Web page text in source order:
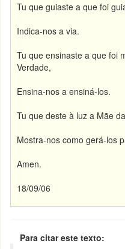
Tu que guiaste a que foi
Indica-nos a via.
Tu que ensinaste a que foi
Verdade,
Ensina-nos a ensiná-los.
Tu que deste à luz a Mãe
Mostra-nos como gerá-los
Amen.
18/09/06
Para citar este texto: